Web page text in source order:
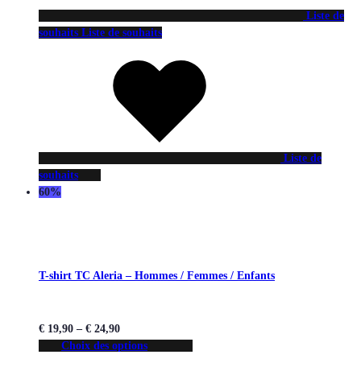
Liste de
souhaits Liste de souhaits
Liste de
souhaits
60%
T-shirt TC Aleria – Hommes / Femmes / Enfants
€ 19,90 – € 24,90
Choix des options